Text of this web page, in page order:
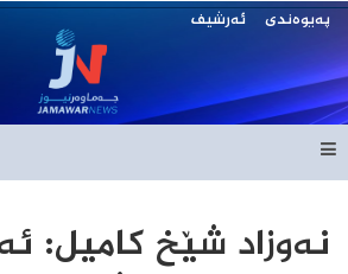
پەیوەندی ئەرشیف
نەوزاد شێخ كامیل: